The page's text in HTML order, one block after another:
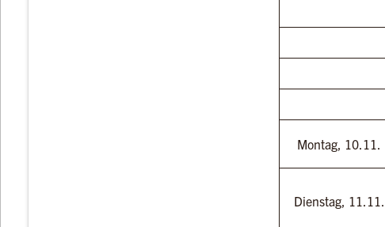
Montag, 10.11.
Dienstag, 11.11.